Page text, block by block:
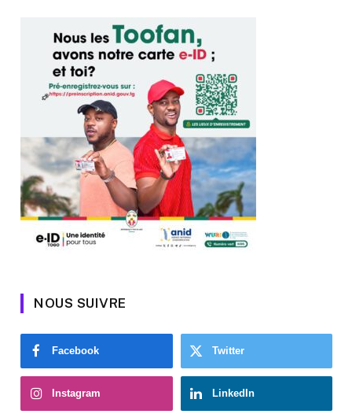
NOUS SUIVRE
Facebook Twitter
Instagram LinkedIn